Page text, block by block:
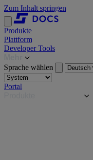
Zum Inhalt springen
Produkte
Plattform
Developer Tools
Sprache wählen
Portal